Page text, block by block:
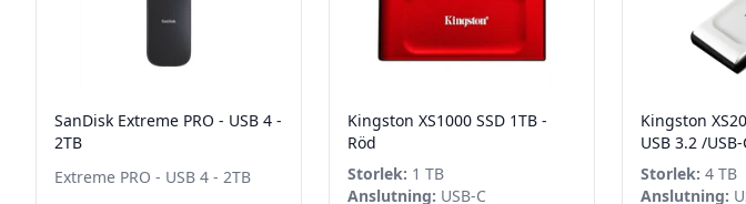
SanDisk Extreme PRO - USB 4 -
2TB
Extreme PRO - USB 4 - 2TB
Kingston XS1000 SSD 1TB -
Röd
Storlek: 1 TB
Anslutning: USB-C
Kingston
USB 3.2 /
Storlek: 4 TB
Anslutning: